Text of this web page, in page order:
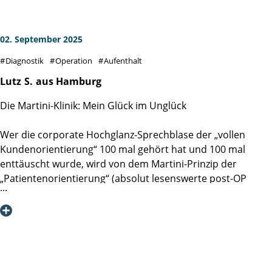
02. September 2025
Diagnostik Operation Aufenthalt
Lutz S. aus Hamburg
Die Martini-Klinik: Mein Glück im Unglück
Wer die corporate Hochglanz-Sprechblase der „vollen
Kundenorientierung“ 100 mal gehört hat und 100 mal
enttäuscht wurde, wird von dem Martini-Prinzip der
„Patientenorientierung“ (absolut lesenswerte post-OP
Lektüre: DAS MARTINI-PRINZIP, Spitzenmedizin durch
Spezialisierung, Ergebnistransparenz und